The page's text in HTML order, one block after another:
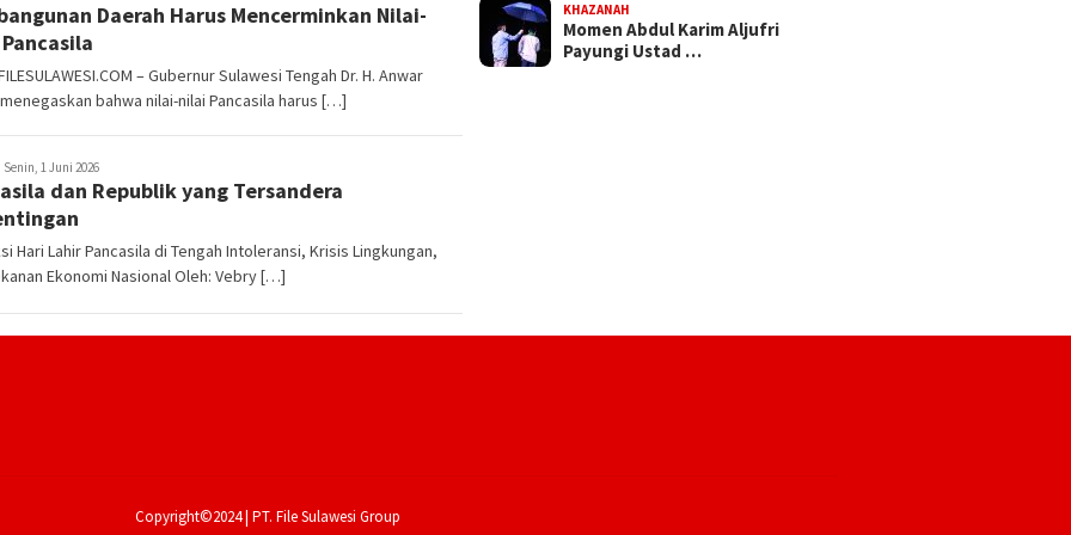
Daerah Harus Mencerminkan Nilai-
– Gubernur Sulawesi Tengah Dr. H. Anwar
bahwa nilai-nilai Pancasila harus […]
FILESULAWESI
Senin, 1 Juni 2026
dan Republik yang Tersandera
Hari Lahir Pancasila di Tengah Intoleransi, Krisis Lingkungan,
Ekonomi Nasional Oleh: Vebry […]
KHAZANAH
Momen Abdul Karim Aljufri
Payungi Ustad …
Copyright©2024 | PT. File Sulawesi Group